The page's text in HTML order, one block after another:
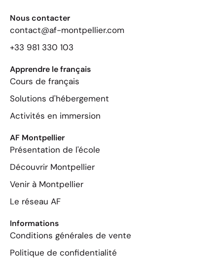
Nous contacter
contact@af-montpellier.com
+33 981 330 103
Apprendre le français
Cours de français
Solutions d'hébergement
Activités en immersion
AF Montpellier
Présentation de l'école
Découvrir Montpellier
Venir à Montpellier
Le réseau AF
Informations
Conditions générales de vente
Politique de confidentialité